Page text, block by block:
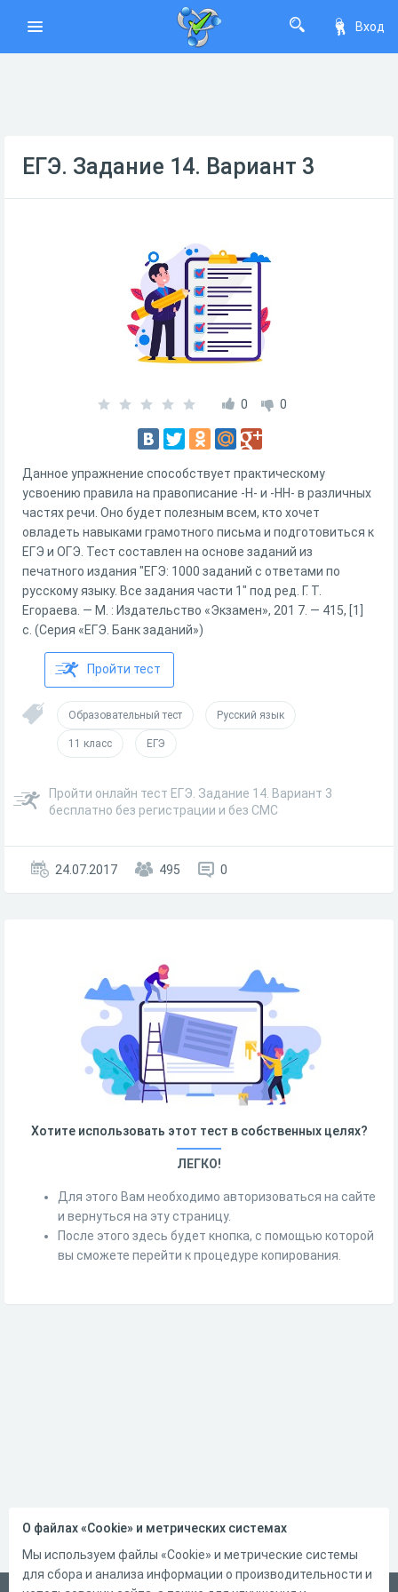
Вход
ЕГЭ. Задание 14. Вариант 3
0 0
Данное упражнение способствует практическому
усвоению правила на правописание -Н- и -НН- в различных
частях речи. Оно будет полезным всем, кто хочет
овладеть навыками грамотного письма и подготовиться к
ЕГЭ и ОГЭ. Тест составлен на основе заданий из
печатного издания "ЕГЭ: 1000 заданий с ответами по
русскому языку. Все задания части 1" под ред. Г. Т.
Егораева. — М. : Издательство «Экзамен», 201 7. — 415, [1]
с. (Серия «ЕГЭ. Банк заданий»)
Пройти тест
Образовательный тест Русский язык
11 класс ЕГЭ
Пройти онлайн тест ЕГЭ. Задание 14. Вариант 3
бесплатно без регистрации и без СМС
24.07.2017 495 0
Хотите использовать этот тест в собственных целях?
ЛЕГКО!
Для этого Вам необходимо авторизоваться на сайте
и вернуться на эту страницу.
После этого здесь будет кнопка, с помощью которой
вы сможете перейти к процедуре копирования.
О файлах «Cookie» и метрических системах
Мы используем файлы «Cookie» и метрические системы
для сбора и анализа информации о производительности и